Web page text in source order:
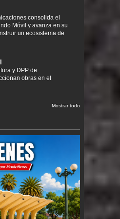
consolida el
Móvil y avanza en su
un ecosistema de
y DPP de
obras en el
Mostrar todo